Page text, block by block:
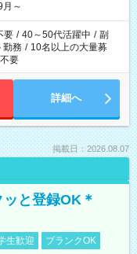
～
要 / 40～50代活躍中 / 副
勤務 / 10名以上の大量募
要
詳細へ
掲載日：2026.08.07
と登録OK＊
生歓迎
ブランクOK